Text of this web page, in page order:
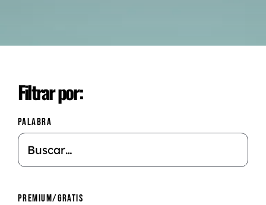
Filtrar por:
PALABRA
PREMIUM/GRATIS